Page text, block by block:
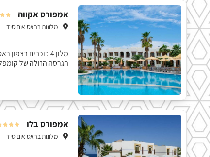
אמפורס אקווה 

מלונות בראס אום סיד
מלון 4 כוכבים
הגרסה הזולה של
אמפורס בלו 


מלונות בראס אום סיד